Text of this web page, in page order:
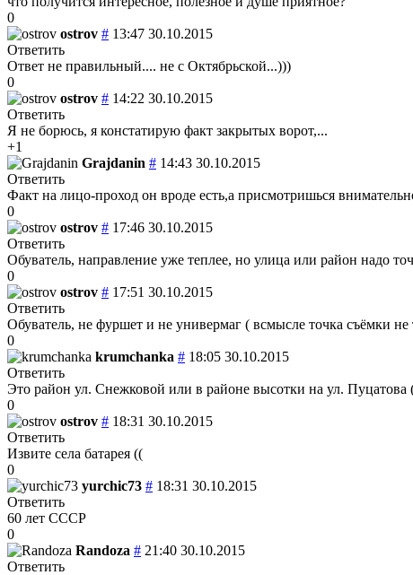
0
ostrov # 13:47 30.10.2015
Ответить
Ответ не правильный.... не с Октябрьской...)))
0
ostrov # 14:22 30.10.2015
Ответить
Я не борюсь, я констатирую факт закрытых ворот,...
+1
Grajdanin # 14:43 30.10.2015
Ответить
Факт на лицо-проход он вроде есть,а присмотришься
0
ostrov # 17:46 30.10.2015
Ответить
Обуватель, направление уже теплее, но улица или район надо
0
ostrov # 17:51 30.10.2015
Ответить
Обуватель, не фуршет и не универмаг ( всмысле точка съёмки
0
krumchanka # 18:05 30.10.2015
Ответить
Это район ул. Снежковой или в районе высотки на ул. Пуцатова
0
ostrov # 18:31 30.10.2015
Ответить
Извите села батарея ((
0
yurchic73 # 18:31 30.10.2015
Ответить
60 лет СССР
0
Randoza # 21:40 30.10.2015
Ответить